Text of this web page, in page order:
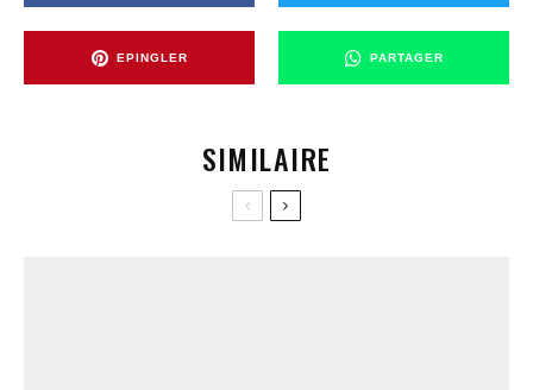
EPINGLER PARTAGER
SIMILAIRE